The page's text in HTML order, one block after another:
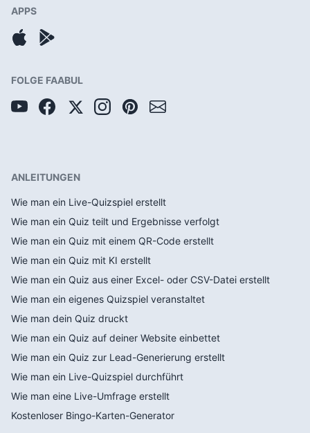
APPS
FOLGE FAABUL
ANLEITUNGEN
Wie man ein Live-Quizspiel erstellt
Wie man ein Quiz teilt und Ergebnisse verfolgt
Wie man ein Quiz mit einem QR-Code erstellt
Wie man ein Quiz mit KI erstellt
Wie man ein Quiz aus einer Excel- oder CSV-Datei erstellt
Wie man ein eigenes Quizspiel veranstaltet
Wie man dein Quiz druckt
Wie man ein Quiz auf deiner Website einbettet
Wie man ein Quiz zur Lead-Generierung erstellt
Wie man ein Live-Quizspiel durchführt
Wie man eine Live-Umfrage erstellt
Kostenloser Bingo-Karten-Generator